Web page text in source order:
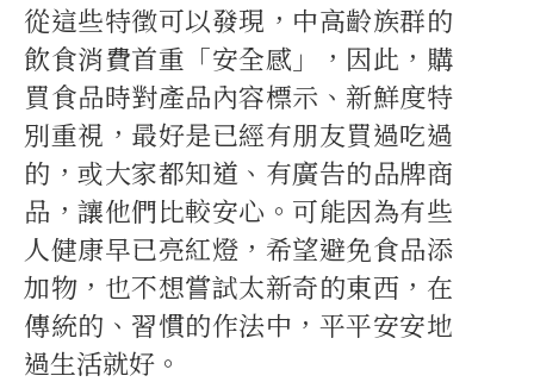
從這些特徵可以發現，中高齡族群的
飲食消費首重「安全感」，因此，購
買食品時對產品內容標示、新鮮度特
別重視，最好是已經有朋友買過吃過
的，或大家都知道、有廣告的品牌商
品，讓他們比較安心。可能因為有些
人健康早已亮紅燈，希望避免食品添
加物，也不想嘗試太新奇的東西，在
傳統的、習慣的作法中，平平安安地
過生活就好。